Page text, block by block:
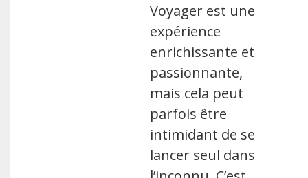
Voyager est une
expérience
enrichissante et
passionnante,
mais cela peut
parfois être
intimidant de se
lancer seul dans